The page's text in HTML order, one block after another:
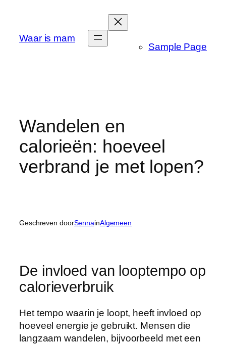
Waar is mam
Sample Page
Wandelen en
calorieën: hoeveel
verbrand je met lopen?
Geschreven doorSennainAlgemeen
De invloed van looptempo op
calorieverbruik
Het tempo waarin je loopt, heeft invloed op
hoeveel energie je gebruikt. Mensen die
langzaam wandelen, bijvoorbeeld met een